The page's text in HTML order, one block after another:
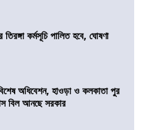
কর্মসূচি পালিত হবে, ঘোষণা
অধিবেশন, হাওড়া ও কলকাতা পুর
বিল আনছে সরকার